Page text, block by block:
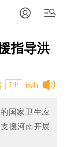
指导洪
试听
T中
国家卫生应
援河南开展